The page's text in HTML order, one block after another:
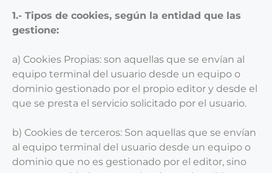
1.- Tipos de cookies, según la entidad que las
gestione:
a) Cookies Propias: son aquellas que se envían al
equipo terminal del usuario desde un equipo o
dominio gestionado por el propio editor y desde el
que se presta el servicio solicitado por el usuario.
b) Cookies de terceros: Son aquellas que se envían
al equipo terminal del usuario desde un equipo o
dominio que no es gestionado por el editor, sino